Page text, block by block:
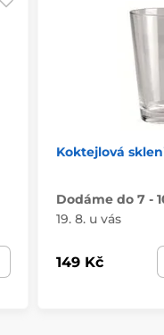
Koktejlová
Dodáme do 7 -
19. 8. u vás
149 Kč